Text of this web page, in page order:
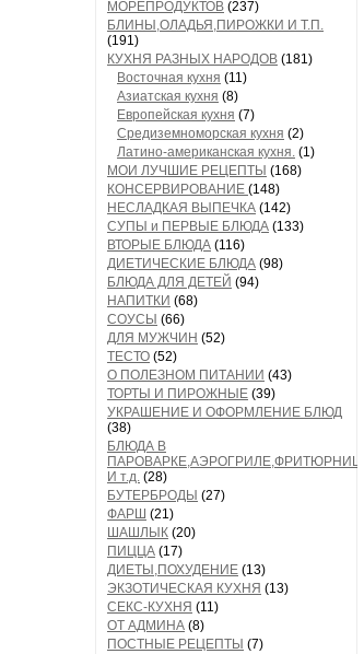
МОРЕПРОДУКТОВ (237)
БЛИНЫ,ОЛАДЬЯ,ПИРОЖКИ И Т.П.
(191)
КУХНЯ РАЗНЫХ НАРОДОВ (181)
Восточная кухня (11)
Азиатская кухня (8)
Европейская кухня (7)
Средиземноморская кухня (2)
Латино-американская кухня. (1)
МОИ ЛУЧШИЕ РЕЦЕПТЫ (168)
КОНСЕРВИРОВАНИЕ (148)
НЕСЛАДКАЯ ВЫПЕЧКА (142)
СУПЫ и ПЕРВЫЕ БЛЮДА (133)
ВТОРЫЕ БЛЮДА (116)
ДИЕТИЧЕСКИЕ БЛЮДА (98)
БЛЮДА ДЛЯ ДЕТЕЙ (94)
НАПИТКИ (68)
СОУСЫ (66)
ДЛЯ МУЖЧИН (52)
ТЕСТО (52)
О ПОЛЕЗНОМ ПИТАНИИ (43)
ТОРТЫ И ПИРОЖНЫЕ (39)
УКРАШЕНИЕ И ОФОРМЛЕНИЕ БЛЮД
(38)
БЛЮДА В
ПАРОВАРКЕ,АЭРОГРИЛЕ,ФРИТЮРНИЦЕ
И т.д. (28)
БУТЕРБРОДЫ (27)
ФАРШ (21)
ШАШЛЫК (20)
ПИЦЦА (17)
ДИЕТЫ,ПОХУДЕНИЕ (13)
ЭКЗОТИЧЕСКАЯ КУХНЯ (13)
СЕКС-КУХНЯ (11)
ОТ АДМИНА (8)
ПОСТНЫЕ РЕЦЕПТЫ (7)